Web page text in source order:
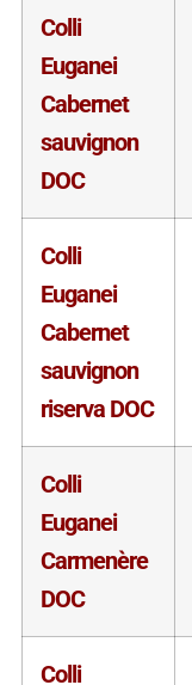
Colli
Euganei
Cabernet
sauvignon
DOC
Colli
Euganei
Cabernet
sauvignon
riserva DOC
Colli
Euganei
Carmenère
DOC
Colli